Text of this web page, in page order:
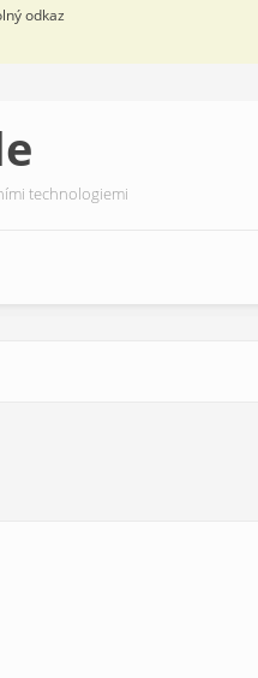
odkaz
technologiemi